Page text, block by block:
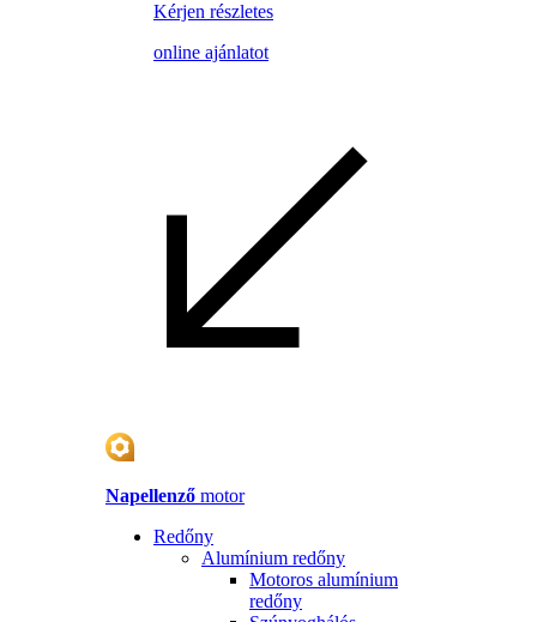
Kérjen részletes
online ajánlatot
Napellenző motor
Redőny
Alumínium redőny
Motoros alumínium
redőny